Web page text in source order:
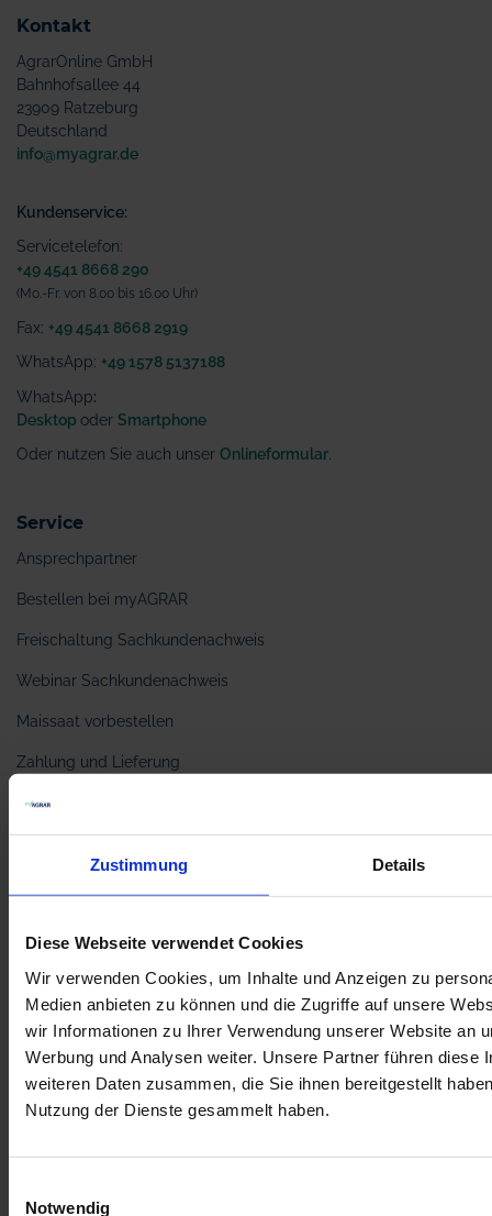
Zustimmung Details
Diese Webseite verwendet Cookies
Wir verwenden Cookies, um Inhalte und Anzeigen zu
Medien anbieten zu können und die Zugriffe auf unsere
wir Informationen zu Ihrer Verwendung unserer Website an
Werbung und Analysen weiter. Unsere Partner führen diese
weiteren Daten zusammen, die Sie ihnen bereitgestellt
Nutzung der Dienste gesammelt haben.
Notwendig
Kontakt
AgrarOnline GmbH
Bahnhofsallee 44
23909 Ratzeburg
Deutschland
info@myagrar.de
Kundenservice:
Servicetelefon:
+49 4541 8668 290
(Mo.-Fr. von 8.00 bis 16.00 Uhr)
Fax: +49 4541 8668 2919
WhatsApp: +49 1578 5137188
WhatsApp:
Desktop oder Smartphone
Oder nutzen Sie auch unser Onlineformular
Service
Ansprechpartner
Bestellen bei myAGRAR
Freischaltung Sachkundenachweis
Webinar Sachkundenachweis
Maissaat vorbestellen
Zahlung und Lieferung
Mein Konto
Bonusprogramm
Informationen
Über uns
Hersteller
Kundenerfahrungen